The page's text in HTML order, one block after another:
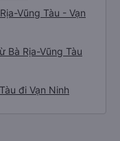
Vũng Tàu - Vạn
Bà Rịa-Vũng Tàu
đi Vạn Ninh